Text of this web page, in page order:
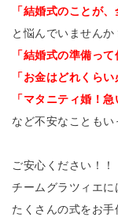
「結婚式のことが
と悩んでいませんか
「結婚式の準備っ
「お金はどれくらい
「マタニティ婚！
など不安なことも
ご安心ください！！
チームグラツィエに
たくさんの式をお手